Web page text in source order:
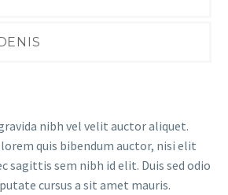
nibh vel velit auctor aliquet.
quis bibendum auctor, nisi elit
sagittis sem nibh id elit. Duis sed odio
cursus a sit amet mauris.